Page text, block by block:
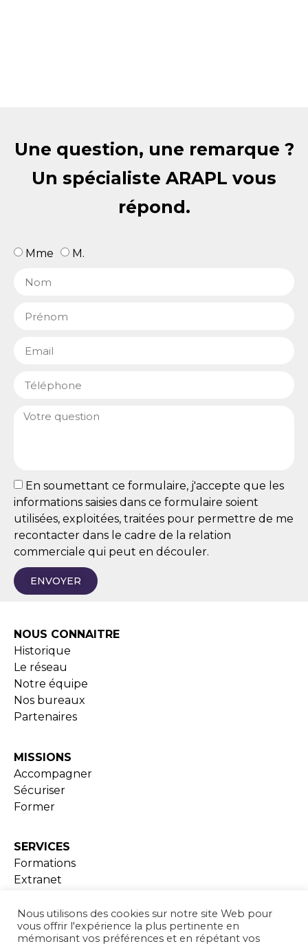
Une question, une remarque ?
Un spécialiste ARAPL vous
répond.
Mme M.
En soumettant ce formulaire, j'accepte que les
informations saisies dans ce formulaire soient
utilisées, exploitées, traitées pour permettre de me
recontacter dans le cadre de la relation
commerciale qui peut en découler.
ENVOYER
NOUS CONNAITRE
Historique
Le réseau
Notre équipe
Nos bureaux
Partenaires
MISSIONS
Accompagner
Sécuriser
Former
SERVICES
Formations
Extranet
ADHESION
Nous utilisons des cookies sur notre site Web pour
vous offrir l'expérience la plus pertinente en
mémorisant vos préférences et en répétant vos